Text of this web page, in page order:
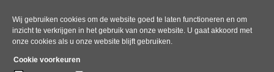
Wij gebruiken cookies om de website goed te laten functioneren en om
inzicht te verkrijgen in het gebruik van onze website. U gaat akkoord met
onze cookies als u onze website blijft gebruiken.
Cookie voorkeuren
Deel deze pagina